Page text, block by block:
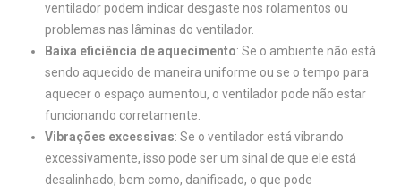
ventilador podem indicar desgaste nos rolamentos ou
problemas nas lâminas do ventilador.
Baixa eficiência de aquecimento: Se o ambiente não está
sendo aquecido de maneira uniforme ou se o tempo para
aquecer o espaço aumentou, o ventilador pode não estar
funcionando corretamente.
Vibrações excessivas: Se o ventilador está vibrando
excessivamente, isso pode ser um sinal de que ele está
desalinhado, bem como, danificado, o que pode